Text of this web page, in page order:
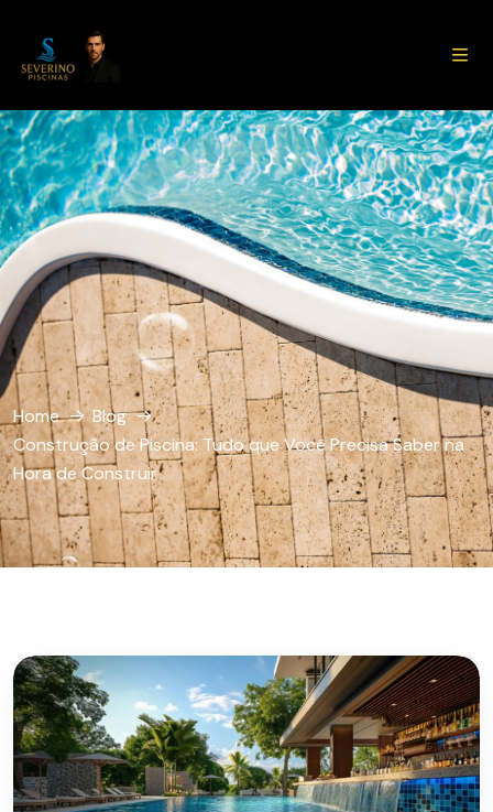
Home
Blog
Construção de Piscina: Tudo que Você Precisa Saber na
Hora de Construir